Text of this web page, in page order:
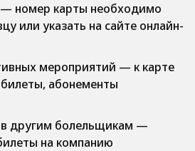
— номер карты необходимо
или указать на сайте онлайн-
мероприятий — к карте
абонементы
другим болельщикам —
на компанию